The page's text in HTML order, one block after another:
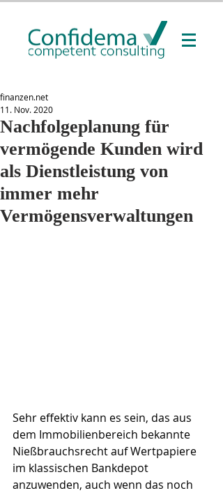
Nachfolgeplanung für
vermögende Kunden wird
als Dienstleistung von
immer mehr
Vermögensverwaltungen
finanzen.net
11. Nov. 2020
Sehr effektiv kann es sein, das aus
dem Immobilienbereich bekannte
Nießbrauchsrecht auf Wertpapiere
im klassischen Bankdepot
anzuwenden, auch wenn das noch